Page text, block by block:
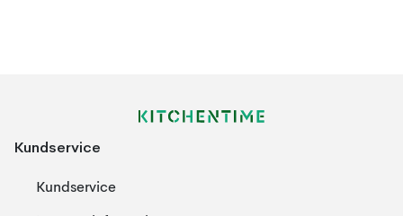
Kundservice
Kundservice